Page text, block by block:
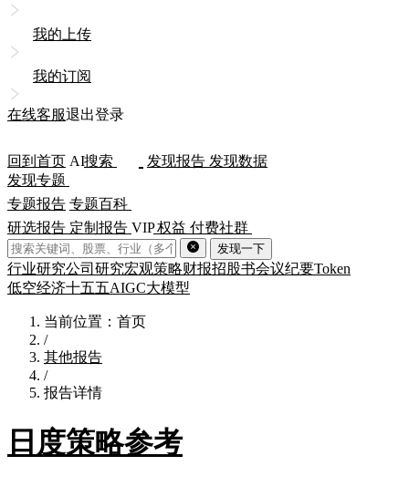
我的上传
我的订阅
在线客服退出登录
回到首页 AI搜索 发现报告 发现数据
发现专题
专题报告 专题百科
研选报告 定制报告 VIP权益 付费社群
发现一下
行业研究公司研究宏观策略财报招股书会议纪要Token
低空经济十五五AIGC大模型
当前位置：首页
/
其他报告
/
报告详情
日度策略参考